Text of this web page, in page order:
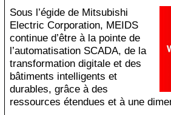
Sous l’égide de Mitsubishi
Electric Corporation, MEIDS
continue d’être à la pointe de
l’automatisation SCADA, de la
transformation digitale et des
bâtiments intelligents et
durables, grâce à des
ressources étendues et à une